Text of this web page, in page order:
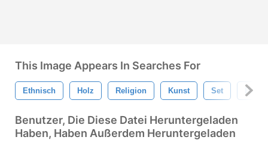
This Image Appears In Searches For
Ethnisch Holz Religion Kunst Set Braun
Benutzer, Die Diese Datei Heruntergeladen
Haben, Haben Außerdem Heruntergeladen